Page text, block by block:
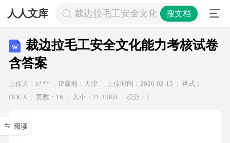
人人文库 裁边拉毛工安全文化能力考核试卷含
搜文档
裁边拉毛工安全文化能力考核试卷
含答案
上传人：h*** IP属地：天津 上传时间：2026-02-15
格式：
DOCX
页数：16 大小：21.33KB 积分：7
阅读